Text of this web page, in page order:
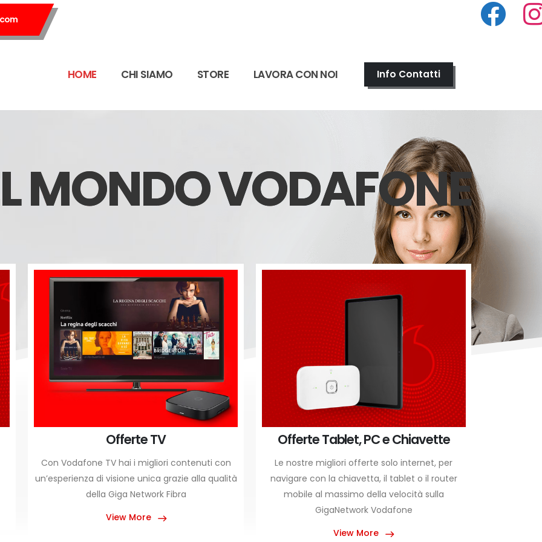
HOME CHI SIAMO STORE LAVORA CON NOI Info Contatti
MONDO VODAFONE
Offerte Tablet, PC e Chiavette
Le nostre migliori offerte solo internet, per
navigare con la chiavetta, il tablet o il router
mobile al massimo della velocità sulla
Offerte telefonia mobile
Lavorare, studiare, giocare, vedere video in
streaming e chattare: scegli la connessione
migliore su smartphone per tutte le tue
esigenze.
View More